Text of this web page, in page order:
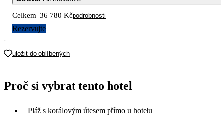
Celkem: 36 780 Kčpodrobnosti
Rezervujte
uložit do oblíbených
Proč si vybrat tento hotel
Pláž s korálovým útesem přímo u hotelu